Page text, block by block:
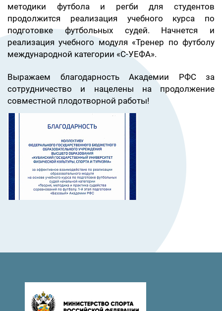
методики футбола и регби для студентов
продолжится реализация учебного курса по
подготовке футбольных судей. Начнется и
реализация учебного модуля «Тренер по футболу
международной категории «С-УЕФА».
Выражаем благодарность Академии РФС за
сотрудничество и нацелены на продолжение
совместной плодотворной работы!